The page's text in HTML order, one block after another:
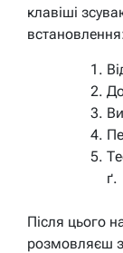
клавіші
ґ.
Після цього
розмовляєш